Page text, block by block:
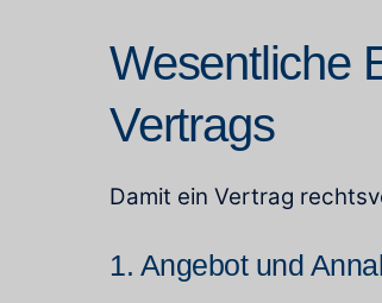
Wesentliche
Vertrags
Damit ein Vertrag
1. Angebot und